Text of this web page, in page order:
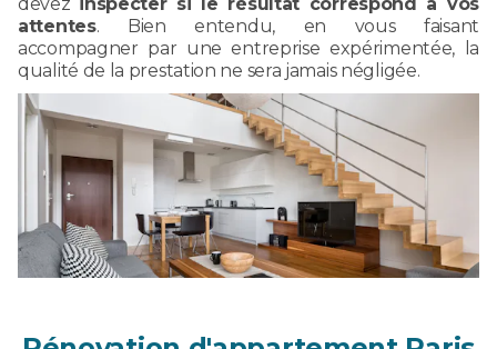
attentes. Bien entendu, en vous faisant
accompagner par une entreprise expérimentée, la
qualité de la prestation ne sera jamais négligée.